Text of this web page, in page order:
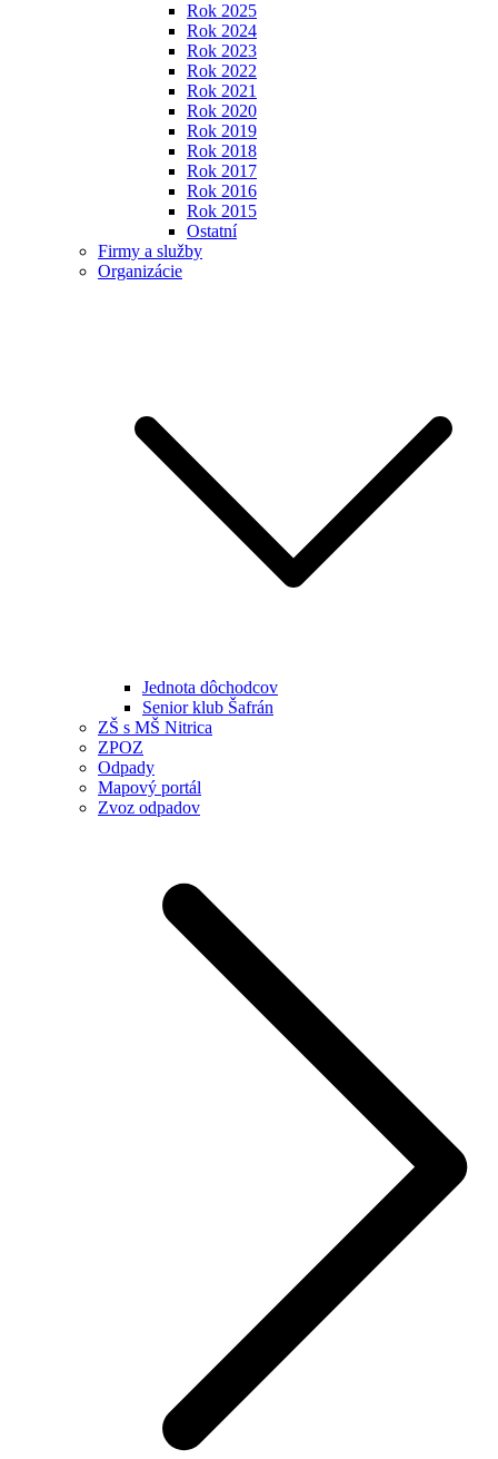
Rok 2025
Rok 2024
Rok 2023
Rok 2022
Rok 2021
Rok 2020
Rok 2019
Rok 2018
Rok 2017
Rok 2016
Rok 2015
Ostatní
Firmy a služby
Organizácie
Jednota dôchodcov
Senior klub Šafrán
ZŠ s MŠ Nitrica
ZPOZ
Odpady
Mapový portál
Zvoz odpadov